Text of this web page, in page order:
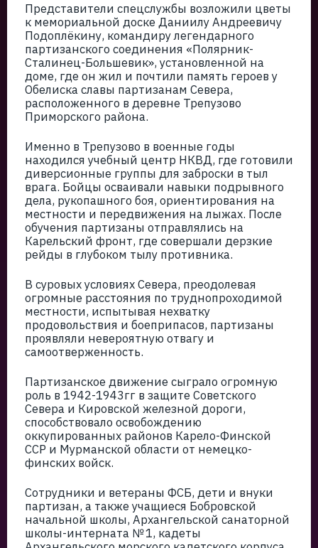
Представители спецслужбы возложили цветы
к мемориальной доске Даниилу Андреевичу
Подоплёкину, командиру легендарного
партизанского соединения «Полярник-
Сталинец-Большевик», установленной на
доме, где он жил и почтили память героев у
Обелиска славы партизанам Севера,
расположенного в деревне Трепузово
Приморского района.
Именно в Трепузово в военные годы
находился учебный центр НКВД, где готовили
диверсионные группы для заброски в тыл
врага. Бойцы осваивали навыки подрывного
дела, рукопашного боя, ориентирования на
местности и передвижения на лыжах. После
обучения партизаны отправлялись на
Карельский фронт, где совершали дерзкие
рейды в глубоком тылу противника.
В суровых условиях Севера, преодолевая
огромные расстояния по труднопроходимой
местности, испытывая нехватку
продовольствия и боеприпасов, партизаны
проявляли невероятную отвагу и
самоотверженность.
Партизанское движение сыграло огромную
роль в 1942-1943гг в защите Советского
Севера и Кировской железной дороги,
способствовало освобождению
оккупированных районов Карело-Финской
ССР и Мурманской области от немецко-
финских войск.
Сотрудники и ветераны ФСБ, дети и внуки
партизан, а также учащиеся Бобровской
начальной школы, Архангельской санаторной
школы-интерната № 1, кадеты